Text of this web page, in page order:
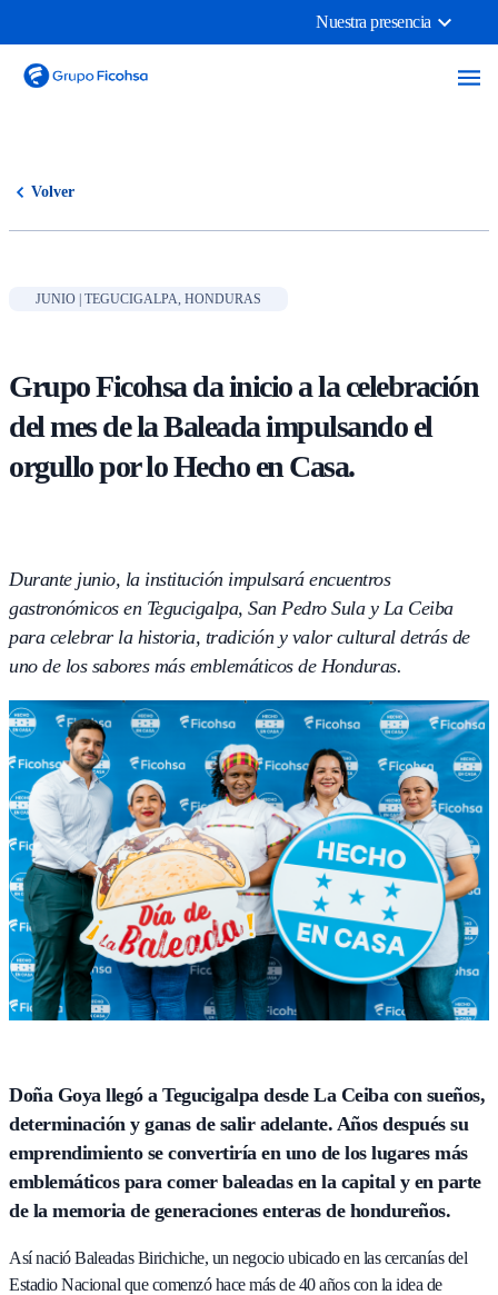
Nuestra presencia
Volver
JUNIO | TEGUCIGALPA, HONDURAS
Grupo Ficohsa da inicio a la celebración
del mes de la Baleada impulsando el
orgullo por lo Hecho en Casa.
Durante junio, la institución impulsará encuentros
gastronómicos en Tegucigalpa, San Pedro Sula y La Ceiba
para celebrar la historia, tradición y valor cultural detrás de
uno de los sabores más emblemáticos de Honduras.
Doña Goya llegó a Tegucigalpa desde La Ceiba con sueños,
determinación y ganas de salir adelante. Años después su
emprendimiento se convertiría en uno de los lugares más
emblemáticos para comer baleadas en la capital y en parte
de la memoria de generaciones enteras de hondureños.
Así nació Baleadas Birichiche, un negocio ubicado en las cercanías del
Estadio Nacional que comenzó hace más de 40 años con la idea de